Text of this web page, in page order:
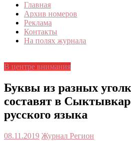
Главная
Архив номеров
Реклама
Контакты
На полях журнала
В центре внимания
Буквы из разных
составят в
русского языка
08.11.2019 Журнал Регион